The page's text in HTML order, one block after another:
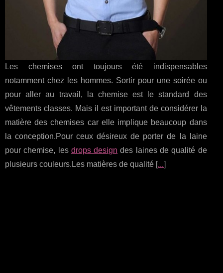
Les chemises ont toujours été indispensables
notamment chez les hommes. Sortir pour une soirée ou
pour aller au travail, la chemise est le standard des
vêtements classes. Mais il est important de considérer la
matière des chemises car elle implique beaucoup dans
la conception.Pour ceux désireux de porter de la laine
pour chemise, les drops design des laines de qualité de
plusieurs couleurs.Les matières de qualité [...]